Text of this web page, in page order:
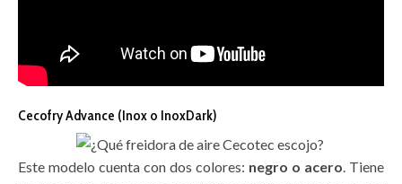
Cecofry Advance (Inox o InoxDark)
Este modelo cuenta con dos colores: negro o acero. Tiene